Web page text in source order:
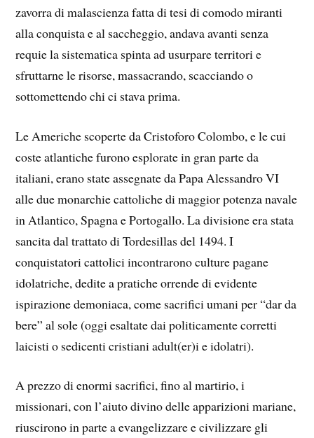
zavorra di malascienza fatta di tesi di comodo miranti
alla conquista e al saccheggio, andava avanti senza
requie la sistematica spinta ad usurpare territori e
sfruttarne le risorse, massacrando, scacciando o
sottomettendo chi ci stava prima.
Le Americhe scoperte da Cristoforo Colombo, e le cui
coste atlantiche furono esplorate in gran parte da
italiani, erano state assegnate da Papa Alessandro VI
alle due monarchie cattoliche di maggior potenza navale
in Atlantico, Spagna e Portogallo. La divisione era stata
sancita dal trattato di Tordesillas del 1494. I
conquistatori cattolici incontrarono culture pagane
idolatriche, dedite a pratiche orrende di evidente
ispirazione demoniaca, come sacrifici umani per “dar da
bere” al sole (oggi esaltate dai politicamente corretti
laicisti o sedicenti cristiani adult(er)i e idolatri).
A prezzo di enormi sacrifici, fino al martirio, i
missionari, con l’aiuto divino delle apparizioni mariane,
riuscirono in parte a evangelizzare e civilizzare gli